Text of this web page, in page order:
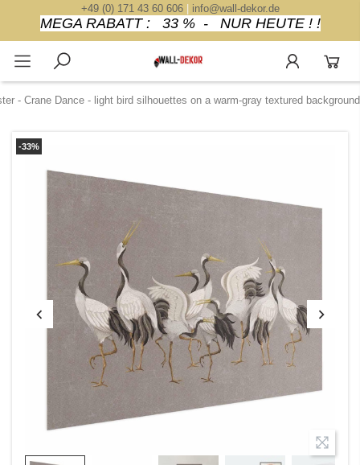
+49 (0) 171 43 60 606| info@wall-dekor.de
MEGA RABATT : 33 % - NUR HEUTE ! !
- Crane Dance - light bird silhouettes on a warm-gray textured background
-33%